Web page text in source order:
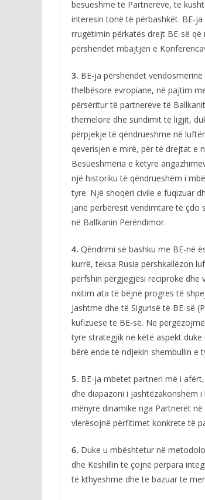
besueshme të Partnerëve, te
interesin tonë të përbashkët. BE-
rrugëtimin përkatës drejt BE-së
përshëndet mbajtjen e
3. BE-ja përshëndet
thelbësore evropiane, në pajtim
përsëritur të partnerëve të
themelore dhe sundimit të ligjit,
përpjekje të qëndrueshme në
qeverisjen e mirë, për të drejtat e
Besueshmëria e këtyre
një historiku të qëndrueshëm i
tyre. Një shoqëri civile e fuqizuar
janë përbërësit vendimtarë të çdo
në Ballkanin Perëndimor.
4. Qëndrimi së bashku me BE-në
kurrë, teksa Rusia përshkallëzon
përfshin përgjegjësi reciproke dhe
nxitim ata të bëjnë progres të
Jashtme dhe të Sigurisë të BE-së
kufizuese të BE-së. Ne
tyre strategjik në këtë aspekt
bërë ende të ndjekin shembullin e
5. BE-ja mbetet partneri më i
dhe diapazoni i jashtëzakonshëm
mënyrë dinamike nga Partnerët
vlerësojnë përfitimet konkrete të
6. Duke u mbështetur në
dhe Këshillin të çojnë përpara
të kthyeshme dhe të bazuar te